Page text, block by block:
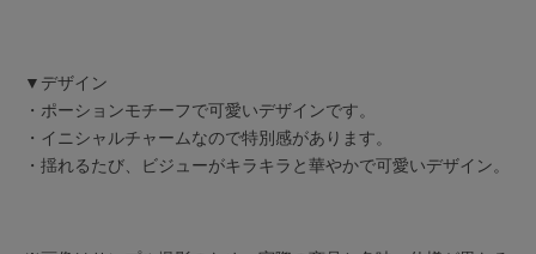
▼デザイン
・ポーションモチーフで可愛いデザインです。
・イニシャルチャームなので特別感があります。
・揺れるたび、ビジューがキラキラと華やかで可愛いデザイン。